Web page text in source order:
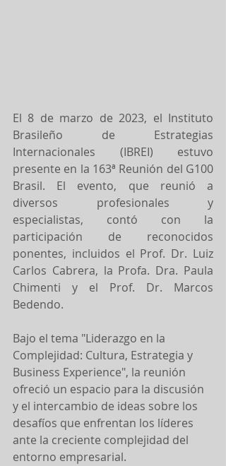
El 8 de marzo de 2023, el Instituto
Brasileño de Estrategias
Internacionales (IBREI) estuvo
presente en la 163ª Reunión del G100
Brasil. El evento, que reunió a
diversos profesionales y
especialistas, contó con la
participación de reconocidos
ponentes, incluidos el Prof. Dr. Luiz
Carlos Cabrera, la Profa. Dra. Paula
Chimenti y el Prof. Dr. Marcos
Bedendo.
Bajo el tema "Liderazgo en la
Complejidad: Cultura, Estrategia y
Business Experience", la reunión
ofreció un espacio para la discusión
y el intercambio de ideas sobre los
desafíos que enfrentan los líderes
ante la creciente complejidad del
entorno empresarial.